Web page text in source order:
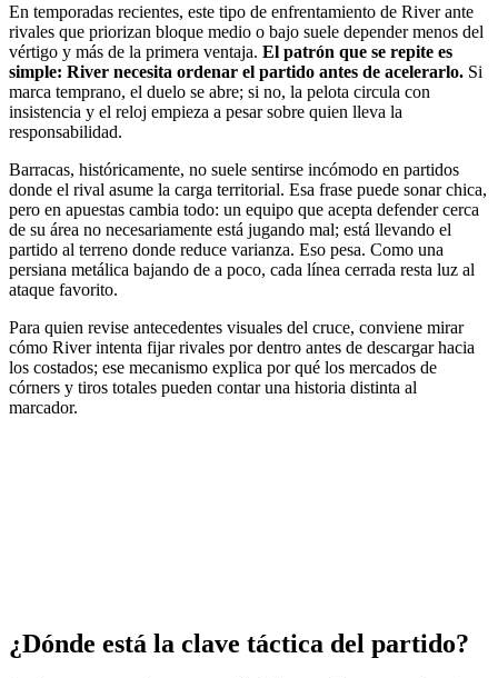
En temporadas recientes, este tipo de enfrentamiento de River ante
rivales que priorizan bloque medio o bajo suele depender menos del
vértigo y más de la primera ventaja. El patrón que se repite es
simple: River necesita ordenar el partido antes de acelerarlo. Si
marca temprano, el duelo se abre; si no, la pelota circula con
insistencia y el reloj empieza a pesar sobre quien lleva la
responsabilidad.
Barracas, históricamente, no suele sentirse incómodo en partidos
donde el rival asume la carga territorial. Esa frase puede sonar chica,
pero en apuestas cambia todo: un equipo que acepta defender cerca
de su área no necesariamente está jugando mal; está llevando el
partido al terreno donde reduce varianza. Eso pesa. Como una
persiana metálica bajando de a poco, cada línea cerrada resta luz al
ataque favorito.
Para quien revise antecedentes visuales del cruce, conviene mirar
cómo River intenta fijar rivales por dentro antes de descargar hacia
los costados; ese mecanismo explica por qué los mercados de
córners y tiros totales pueden contar una historia distinta al
marcador.
¿Dónde está la clave táctica del partido?